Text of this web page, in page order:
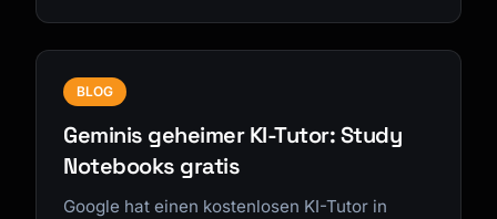
BLOG
Geminis geheimer KI-Tutor: Study
Notebooks gratis
Google hat einen kostenlosen KI-Tutor in